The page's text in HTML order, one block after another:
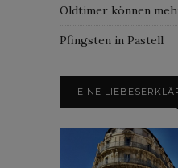
Oldtimer können
Pfingsten in Pastell
EINE